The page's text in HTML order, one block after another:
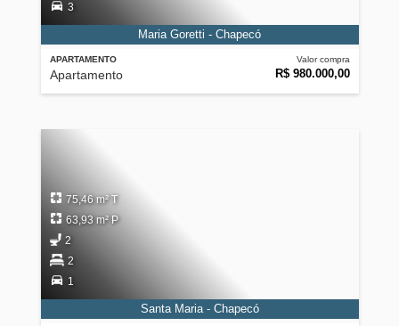
APARTAMENTO
Apartamento
Valor compra
R$ 980.000,00
3
Maria Goretti - Chapecó
75,46 m² T
63,93 m² P
2
2
1
Santa Maria - Chapecó